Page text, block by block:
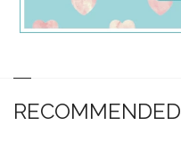
RECOMMENDED